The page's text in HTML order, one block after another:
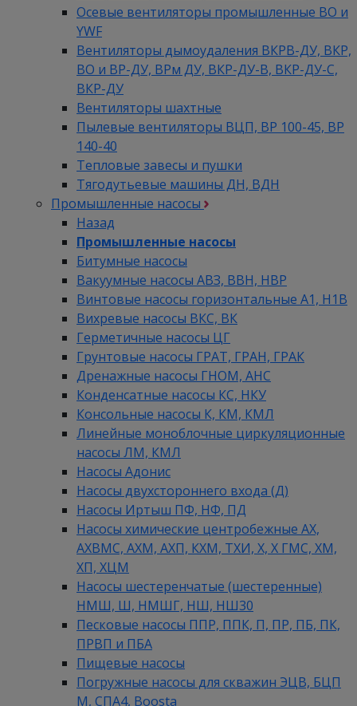
Осевые вентиляторы промышленные ВО и
YWF
Вентиляторы дымоудаления ВКРВ-ДУ, ВКР,
ВО и ВР-ДУ, ВРм ДУ, ВКР-ДУ-В, ВКР-ДУ-С,
ВКР-ДУ
Вентиляторы шахтные
Пылевые вентиляторы ВЦП, ВР 100-45, ВР
140-40
Тепловые завесы и пушки
Тягодутьевые машины ДН, ВДН
Промышленные насосы
Назад
Промышленные насосы
Битумные насосы
Вакуумные насосы АВЗ, ВВН, НВР
Винтовые насосы горизонтальные А1, Н1В
Вихревые насосы ВКС, ВК
Герметичные насосы ЦГ
Грунтовые насосы ГРАТ, ГРАН, ГРАК
Дренажные насосы ГНОМ, АНС
Конденсатные насосы КС, НКУ
Консольные насосы К, КМ, КМЛ
Линейные моноблочные циркуляционные
насосы ЛМ, КМЛ
Насосы Адонис
Насосы двухстороннего входа (Д)
Насосы Иртыш ПФ, НФ, ПД
Насосы химические центробежные АХ,
АХВМС, АХМ, АХП, КХМ, ТХИ, Х, Х ГМС, ХМ,
ХП, ХЦМ
Насосы шестеренчатые (шестеренные)
НМШ, Ш, НМШГ, НШ, НШ30
Песковые насосы ППР, ППК, П, ПР, ПБ, ПК,
ПРВП и ПБА
Пищевые насосы
Погружные насосы для скважин ЭЦВ, БЦП
М, СПА4, Boosta